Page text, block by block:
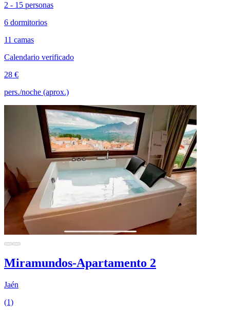
2 - 15 personas
6 dormitorios
11 camas
Calendario verificado
28 €
pers./noche (aprox.)
Miramundos-Apartamento 2
Jaén
(1)